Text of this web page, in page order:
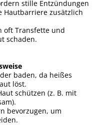
stille Entzündungen
Hautbarriere zusätzlich
oft Transfette und
schaden.
baden, da heißes
löst.
schützen (z. B. mit
bevorzugen, um